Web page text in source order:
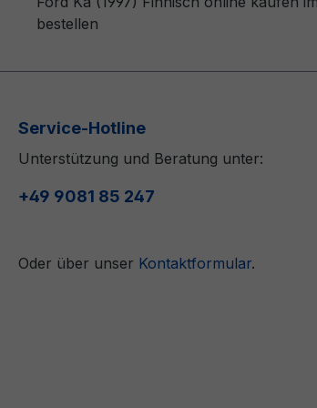
bestellen
Service-Hotline
Unterstützung und Beratung unter:
+49 9081 85 247
Oder über unser Kontaktformular.